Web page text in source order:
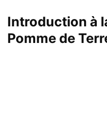
Introduction à
Pomme de